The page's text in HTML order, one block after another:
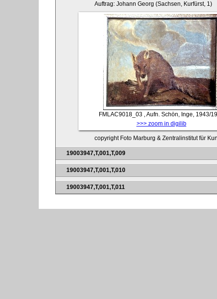
Auftrag: Johann Georg (Sachsen, Kurfürst, 1)
FMLAC9018_03 , Aufn. Schön, Inge, 1943/
>>> zoom in digilib
copyright Foto Marburg & Zentralinstitut für
19003947,T,001,T,009
19003947,T,001,T,010
19003947,T,001,T,011